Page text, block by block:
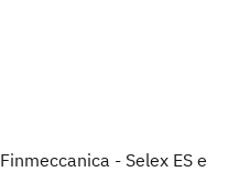
Finmeccanica - Selex ES e